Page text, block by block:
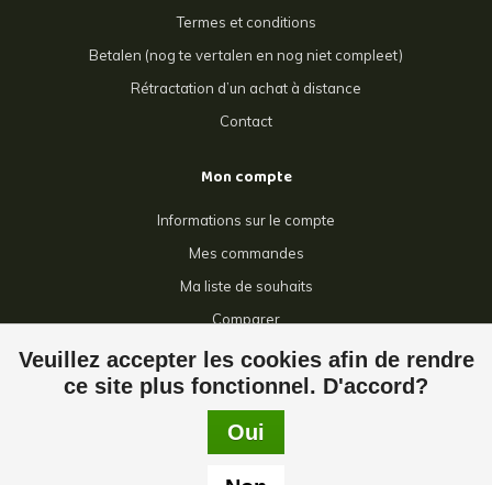
Veuillez accepter les cookies afin de rendre
ce site plus fonctionnel. D'accord?
Oui
Termes et conditions
Betalen (nog te vertalen en nog niet compleet)
Rétractation d’un achat à distance
Contact
Mon compte
Informations sur le compte
Mes commandes
Ma liste de souhaits
Comparer
Tous les produits